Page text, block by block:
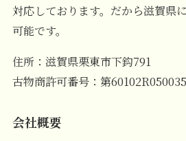
対応しております。だから滋賀県
可能です。
住所：滋賀県栗東市下鈎791
古物商許可番号：第
会社概要